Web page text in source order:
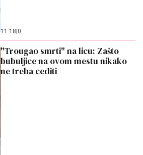
11:18 0
"Trougao smrti" na licu: Zašto
bubuljice na ovom mestu nikako
ne treba cediti